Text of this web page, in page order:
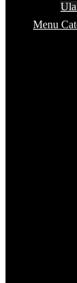
Menu